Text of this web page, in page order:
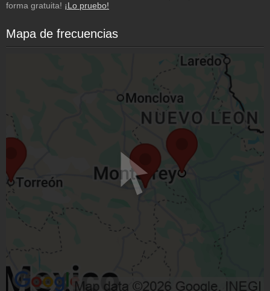
forma gratuita! ¡Lo pruebo!
Mapa de frecuencias